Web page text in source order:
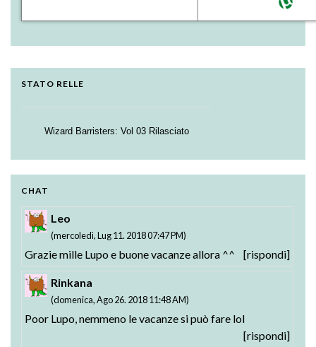
STATO RELLE
Wizard Barristers: Vol 03 Rilasciato
Strike the Blood - Valkyria no Oukoku-hen:
CHAT
Leo
(mercoledì, Lug 11. 2018 07:47 PM)
Grazie mille Lupo e buone vacanze allora ^^ [rispondi]
Rinkana
(domenica, Ago 26. 2018 11:48 AM)
Poor Lupo, nemmeno le vacanze si può fare lol
[rispondi]